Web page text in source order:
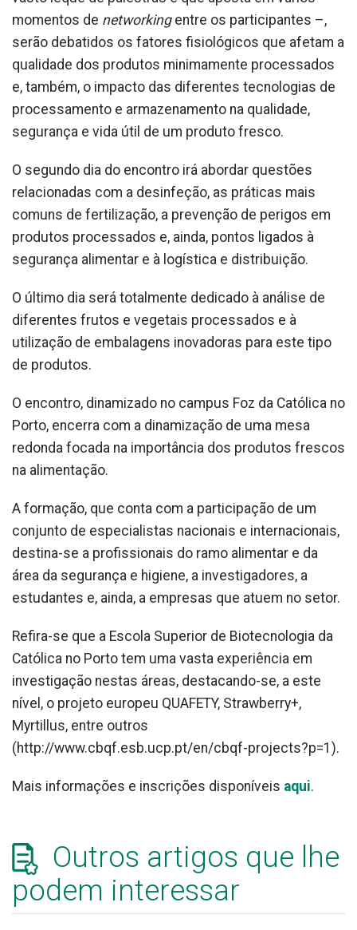
momentos de networking entre os participantes –,
serão debatidos os fatores fisiológicos que afetam a
qualidade dos produtos minimamente processados
e, também, o impacto das diferentes tecnologias de
processamento e armazenamento na qualidade,
segurança e vida útil de um produto fresco.
O segundo dia do encontro irá abordar questões
relacionadas com a desinfeção, as práticas mais
comuns de fertilização, a prevenção de perigos em
produtos processados e, ainda, pontos ligados à
segurança alimentar e à logística e distribuição.
O último dia será totalmente dedicado à análise de
diferentes frutos e vegetais processados e à
utilização de embalagens inovadoras para este tipo
de produtos.
O encontro, dinamizado no campus Foz da Católica no
Porto, encerra com a dinamização de uma mesa
redonda focada na importância dos produtos frescos
na alimentação.
A formação, que conta com a participação de um
conjunto de especialistas nacionais e internacionais,
destina-se a profissionais do ramo alimentar e da
área da segurança e higiene, a investigadores, a
estudantes e, ainda, a empresas que atuem no setor.
Refira-se que a Escola Superior de Biotecnologia da
Católica no Porto tem uma vasta experiência em
investigação nestas áreas, destacando-se, a este
nível, o projeto europeu QUAFETY, Strawberry+,
Myrtillus, entre outros
(http://www.cbqf.esb.ucp.pt/en/cbqf-projects?p=1).
Mais informações e inscrições disponíveis aqui.
Outros artigos que lhe
podem interessar